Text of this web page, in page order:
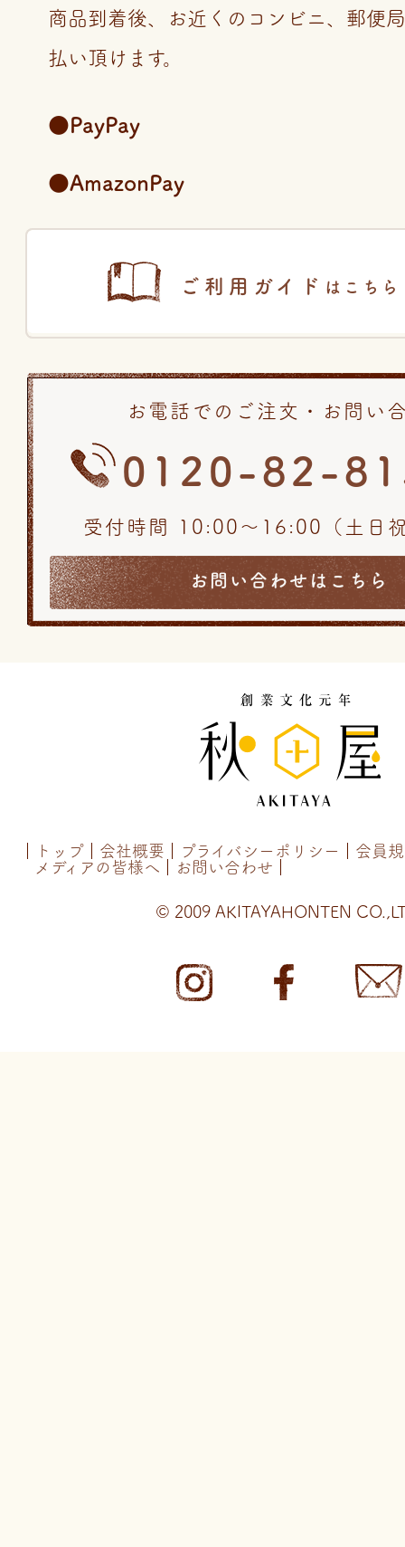
商品到着後、お近くのコンビニ、郵便
払い頂けます。
●PayPay
●AmazonPay
ご利用ガイド はこちら
お電話でのご注文・お問い
0120-82-
受付時間 10:00〜16:00（土日
お問い合わせはこちら
トップ 会社概要 プライバシーポリシー
会員
メディアの皆様へ
お問い合わせ
© 2009 AKITAYAHONTEN